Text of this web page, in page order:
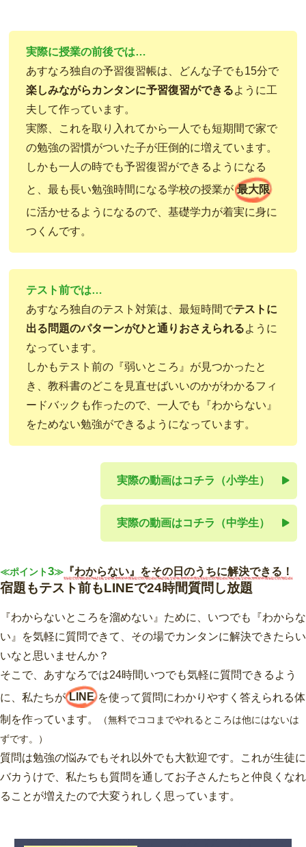
実際に授業の前後では…
あすなろ独自の予習復習帳は、どんな子でも15分で
楽しみながらカンタンに予習復習ができるように工
夫して作っています。
実際、これを取り入れてから一人でも短期間で家で
の勉強の習慣がついた子が圧倒的に増えています。
しかも一人の時でも予習復習ができるようになる
と、最も長い勉強時間になる学校の授業が 最大限
に活かせるようになるので、基礎学力が着実に身に
つくんです。
テスト前では…
あすなろ独自のテスト対策は、最短時間でテストに
出る問題のパターンがひと通りおさえられるように
なっています。
しかもテスト前の『弱いところ』が見つかったと
き、教科書のどこを見直せばいいのかがわかるフィ
ードバックも作ったので、一人でも『わからない』
をためない勉強ができるようになっています。
実際の動画はコチラ（小学生）
実際の動画はコチラ（中学生）
≪ポイント3≫ 『わからない』をその日のうちに解決できる！
宿題もテスト前もLINEで24時間質問し放題
『わからないところを溜めない』ために、いつでも『わからな
い』を気軽に質問できて、その場でカンタンに解決できたらい
いなと思いませんか？
そこで、あすなろでは24時間いつでも気軽に質問できるよう
に、私たちが LINE を使って質問にわかりやすく答えられる体
制を作っています。
（無料でココまでやれるところは他にはないは
ずです。）
質問は勉強の悩みでもそれ以外でも大歓迎です。これが生徒に
バカうけで、私たちも質問を通してお子さんたちと仲良くなれ
ることが増えたので大変うれしく思っています。